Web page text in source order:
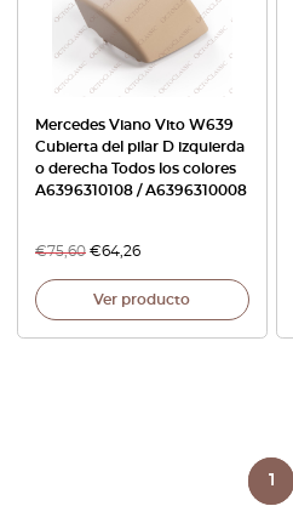
Mercedes Viano Vito W639
Cubierta del pilar D izquierda
o derecha Todos los colores
A6396310108 / A6396310008
€75,60 €64,26
Ver producto
1